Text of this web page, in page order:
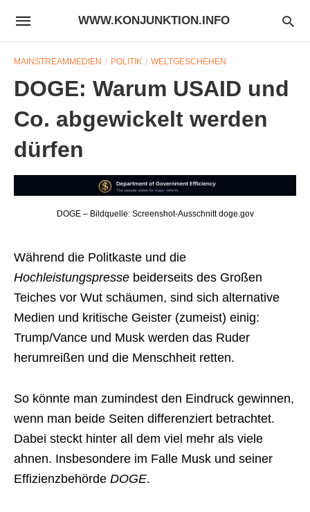
WWW.KONJUNKTION.INFO
MAINSTREAMMEDIEN POLITIK WELTGESCHEHEN
DOGE: Warum USAID und
Co. abgewickelt werden
dürfen
DOGE – Bildquelle: Screenshot-Ausschnitt doge.gov
Während die Politkaste und die
Hochleistungspresse beiderseits des Großen
Teiches vor Wut schäumen, sind sich alternative
Medien und kritische Geister (zumeist) einig:
Trump/Vance und Musk werden das Ruder
herumreißen und die Menschheit retten.
So könnte man zumindest den Eindruck gewinnen,
wenn man beide Seiten differenziert betrachtet.
Dabei steckt hinter all dem viel mehr als viele
ahnen. Insbesondere im Falle Musk und seiner
Effizienzbehörde DOGE.